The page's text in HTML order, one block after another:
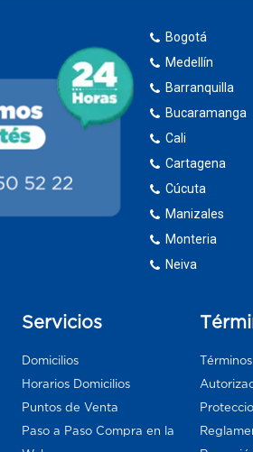
Bogotá
Medellín
Barranquilla
Bucaramanga
Cali
Cartagena
Cúcuta
Manizales
Monteria
Neiva
Servicios
Domicilios
Horarios Domicilios
Puntos de Venta
Paso a Paso Compra en la